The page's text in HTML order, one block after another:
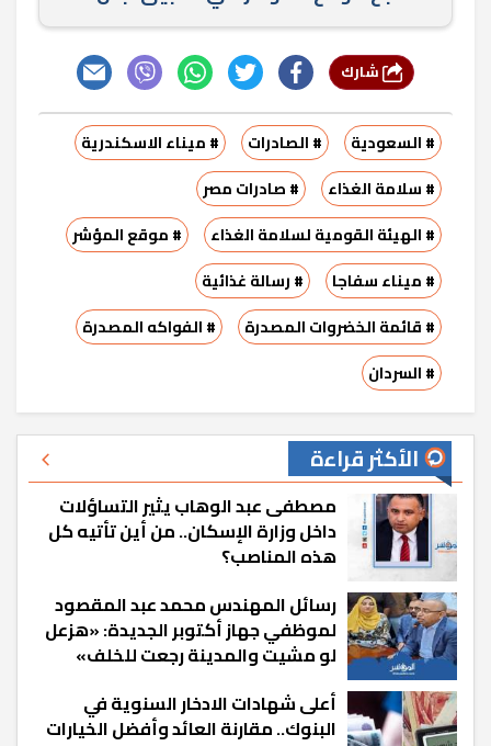
# السعودية # الصادرات
# ميناء الاسكندرية
# سلامة الغذاء
# صادرات مصر
# الهيئة القومية لسلامة الغذاء
# موقع المؤشر
# ميناء سفاجا
# رسالة غذائية
# قائمة الخضروات المصدرة
# الفواكه المصدرة
# السردان
الأكثر قراءة
مصطفى عبد الوهاب يثير التساؤلات
داخل وزارة الإسكان.. من أين تأتيه كل
هذه المناصب؟
رسائل المهندس محمد عبد المقصود
لموظفي جهاز أكتوبر الجديدة: «هزعل
لو مشيت والمدينة رجعت للخلف»
أعلى شهادات الادخار السنوية في
البنوك.. مقارنة العائد وأفضل الخيارات